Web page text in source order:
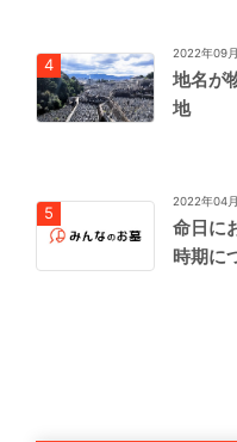
2022年09
地名が
地
2022年04
命日に
時期に